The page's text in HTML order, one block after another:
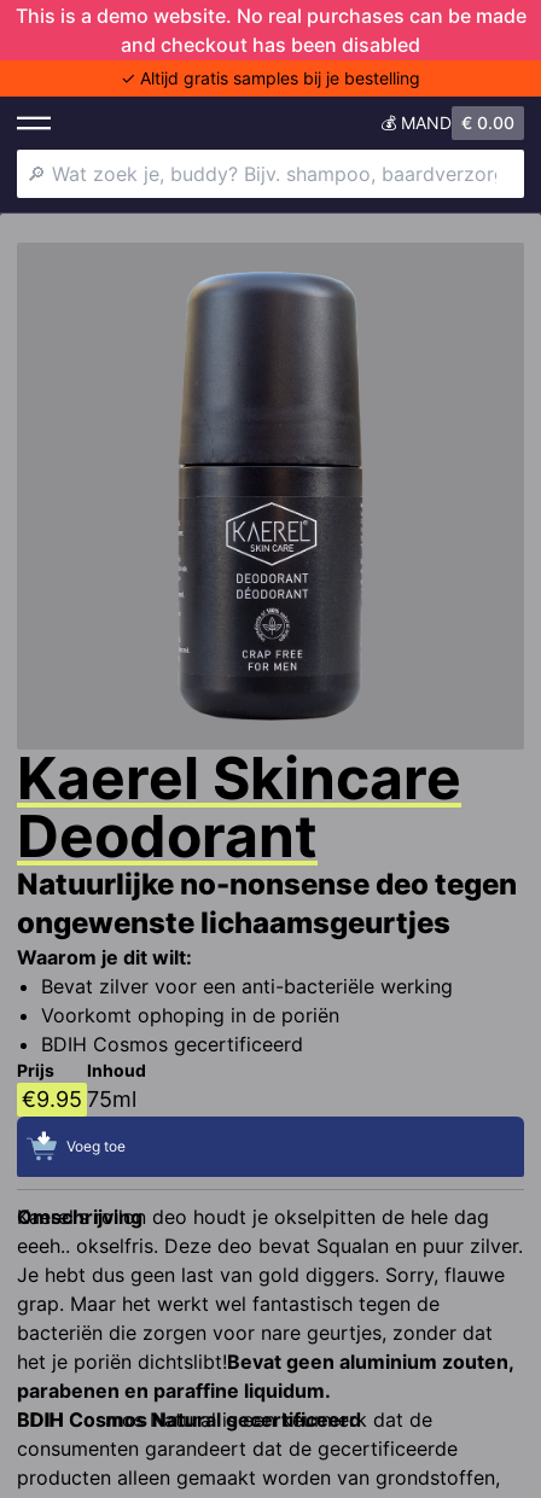
This is a demo website. No real purchases can be made
and checkout has been disabled
✓ Altijd gratis samples bij je bestelling
💰 MAND € 0.00
Anti-agingHaaruitval
Kaerel Skincare
Deodorant
Natuurlijke no-nonsense deo tegen
ongewenste lichaamsgeurtjes
Waarom je dit wilt:
Bevat zilver voor een anti-bacteriële werking
Voorkomt ophoping in de poriën
BDIH Cosmos gecertificeerd
Prijs
€9.95
Inhoud
75ml
Voeg toe
Omschrijving
Kaerel's rollon deo houdt je okselpitten de hele dag
eeeh.. okselfris. Deze deo bevat Squalan en puur zilver.
Je hebt dus geen last van gold diggers. Sorry, flauwe
grap. Maar het werkt wel fantastisch tegen de
bacteriën die zorgen voor nare geurtjes, zonder dat
het je poriën dichtslibt!Bevat geen aluminium zouten,
parabenen en paraffine liquidum.
BDIH Cosmos Natural gecertificeerd
BDIH Cosmos Natural is een keurmerk dat de
consumenten garandeert dat de gecertificeerde
producten alleen gemaakt worden van grondstoffen,